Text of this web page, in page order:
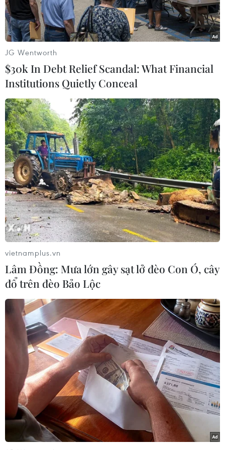
Loài thảo dược Ashitaba. (Nguồn: theemotionmachine.com)
Ở Nhật Bản, những chiếc lá có vị đắng nhẹ của
cây Ashitaba từ lâu đã được biết đến là có lợi
cho sức khỏe nhưng phải cho tới gần đây, giới
khoa học mới chứng minh được lợi ích tuyệt vời
của loại thảo dược này.
Nghiên cứu công bố trên tạp chí Nature
Communications chỉ ra cây Ashitaba chứa một
tinh chất tự nhiên giúp kích thích quá trình
thanh lọc những chất thải tế bào trong cơ thể.
Đây là những độc tố tích tụ nhiều khi tế bào
ngày càng lão hóa và là nguyên nhân gây ra
nhiều bệnh tật cũng như các tình trạng rối loạn
trong cơ thể.
Theo giáo sư Frank Madeo, chuyên gia Viện
Nghiên cứu sinh học phân tử thuộc trường Đại
học Graz của Australia, tinh chất này có tên
khoa học là 4,4' - dimethoxychalcone hay DMC,
có trong cây Ashitaba và là chất xúc tác quan
JG Wentworth
$30k In Debt Relief Scandal: What Financial
Institutions Quietly Conceal
vietnamplus.vn
Lâm Đồng: Mưa lớn gây sạt lở đèo Con Ó, cây
đổ trên đèo Bảo Lộc